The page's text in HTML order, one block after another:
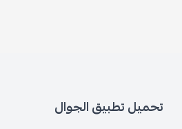
تحميل تطبيق الجوال